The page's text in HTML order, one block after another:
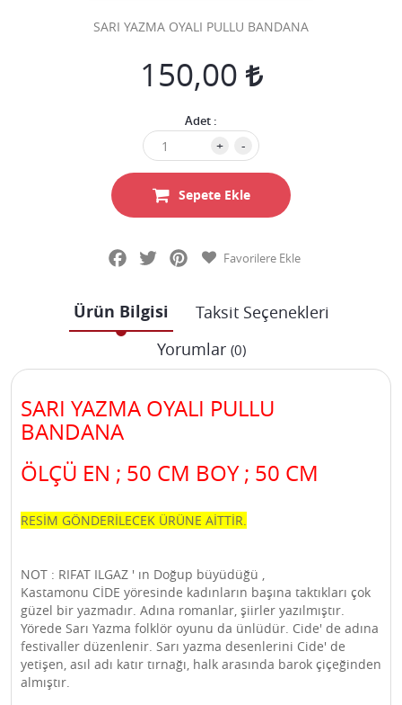
SARI YAZMA OYALI PULLU BANDANA
150,00
Adet :
+ -
Sepete Ekle
FacebookTwitterPinterestFavorilere Ekle
Ürün Bilgisi
Taksit Seçenekleri
Yorumlar (0)
SARI YAZMA OYALI PULLU
BANDANA
ÖLÇÜ EN ; 50 CM BOY ; 50 CM
RESİM GÖNDERİLECEK ÜRÜNE AİTTİR.
NOT : RIFAT ILGAZ ' ın Doğup büyüdüğü ,
Kastamonu CİDE yöresinde kadınların başına taktıkları çok
güzel bir yazmadır. Adına romanlar, şiirler yazılmıştır.
Yörede Sarı Yazma folklör oyunu da ünlüdür. Cide' de adına
festivaller düzenlenir. Sarı yazma desenlerini Cide' de
yetişen, asıl adı katır tırnağı, halk arasında barok çiçeğinden
almıştır.